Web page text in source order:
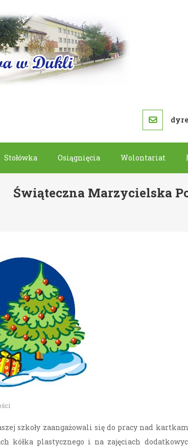
Stołówka Osiągnięcia Wolontariat
Świąteczna Marzycielska
szkoły zaangażowali się do pracy nad
kółka plastycznego i na zajęciach